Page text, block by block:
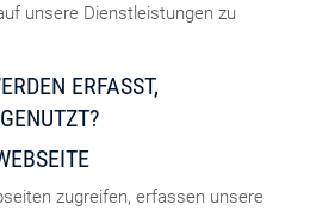
unsere Dienstleistungen zu
ERFASST,
zugreifen, erfassen unsere